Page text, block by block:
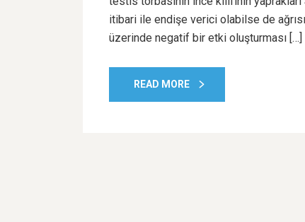
itibari ile endişe verici olabilse de
üzerinde negatif bir etki oluşturması […]
READ MORE